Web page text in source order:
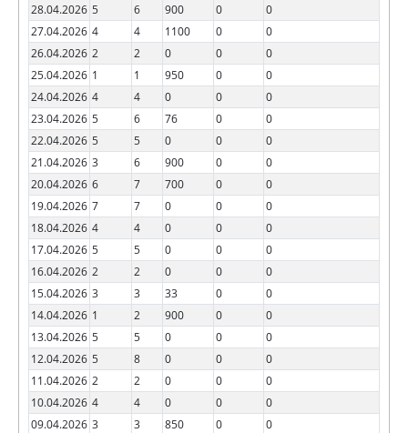
28.04.2026 5 6 900 0
0
27.04.2026 4 4 1100 0
0
26.04.2026 2 2 0 0
0
25.04.2026 1 1 950 0
0
24.04.2026 4 4 0 0
0
23.04.2026 5 6 76 0
0
22.04.2026 5 5 0 0
0
21.04.2026 3 6 900 0
0
20.04.2026 6 7 700 0
0
19.04.2026 7 7 0 0
0
18.04.2026 4 4 0 0
0
17.04.2026 5 5 0 0
0
16.04.2026 2 2 0 0
0
15.04.2026 3 3 33 0
0
14.04.2026 1 2 900 0
0
13.04.2026 5 5 0 0
0
12.04.2026 5 8 0 0
0
11.04.2026 2 2 0 0
0
10.04.2026 4 4 0 0
0
09.04.2026 3 3 850 0
0